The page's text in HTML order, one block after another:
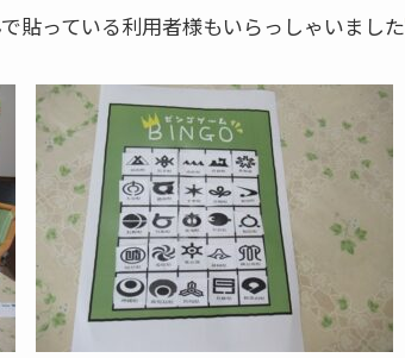
貼っている利用者様もいらっしゃいました